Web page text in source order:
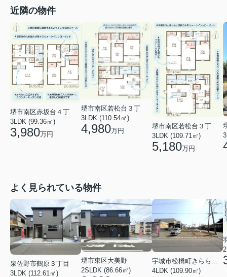
近隣の物件
堺市南区赤坂台４丁
3LDK (99.36㎡)
3,980万円
堺市南区若松台３丁
3LDK (110.54㎡)
4,980万円
堺市南区若松台３丁
3LDK (109.71㎡)
5,180万円
よく見られている物件
泉佐野市鶴原３丁目
3LDK (112.61㎡)
堺市東区大美野
2SLDK (86.66㎡)
4LDK (109.90㎡)